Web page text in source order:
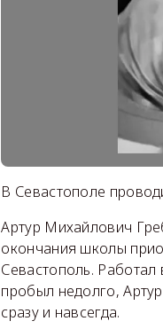
В Севастополе
Артур Михайлович
окончания школы
Севастополь.
пробыл недолго,
сразу и навсегда.